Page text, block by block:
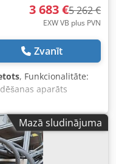
3 683 €5 262 €
EXW VB plus PVN
Zvanīt
, Funkcionalitāte:
aparāts
Mazā sludinājuma